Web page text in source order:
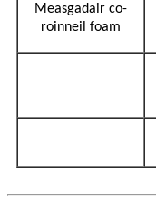
Measgadair co-
roinneil foam